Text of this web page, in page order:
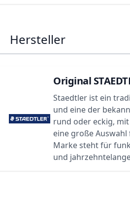
Hersteller
Original
Staedtler ist ein
und eine der
rund oder eckig,
eine große
Marke steht für
und